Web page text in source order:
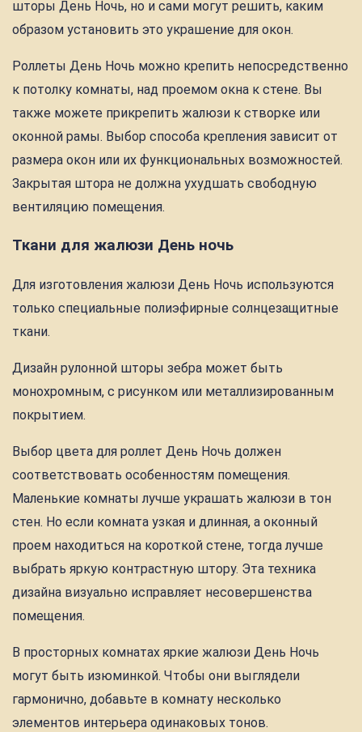
шторы День Ночь, но и сами могут решить, каким
образом установить это украшение для окон.
Роллеты День Ночь можно крепить непосредственно
к потолку комнаты, над проемом окна к стене. Вы
также можете прикрепить жалюзи к створке или
оконной рамы. Выбор способа крепления зависит от
размера окон или их функциональных возможностей.
Закрытая штора не должна ухудшать свободную
вентиляцию помещения.
Ткани для жалюзи День ночь
Для изготовления жалюзи День Ночь используются
только специальные полиэфирные солнцезащитные
ткани.
Дизайн рулонной шторы зебра может быть
монохромным, с рисунком или металлизированным
покрытием.
Выбор цвета для роллет День Ночь должен
соответствовать особенностям помещения.
Маленькие комнаты лучше украшать жалюзи в тон
стен. Но если комната узкая и длинная, а оконный
проем находиться на короткой стене, тогда лучше
выбрать яркую контрастную штору. Эта техника
дизайна визуально исправляет несовершенства
помещения.
В просторных комнатах яркие жалюзи День Ночь
могут быть изюминкой. Чтобы они выглядели
гармонично, добавьте в комнату несколько
элементов интерьера одинаковых тонов.